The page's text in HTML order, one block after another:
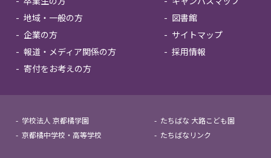
地域・一般の方
企業の方
報道・メディア関係の方
寄付をお考えの方
図書館
サイトマップ
採用情報
学校法人 京都橘学園
京都橘中学校・高等学校
たちばな 大路こども園
たちばなリンク